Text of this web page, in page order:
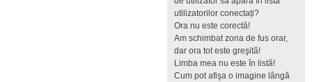
utilizatorilor conectați?
Ora nu este corectă!
Am schimbat zona de fus orar,
dar ora tot este greşită!
Limba mea nu este în listă!
Cum pot afişa o imagine lângă